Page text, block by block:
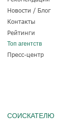
Новости / Блог
Контакты
Рейтинги
Топ агентств
Пресс-центр
СОИСКАТЕЛЮ